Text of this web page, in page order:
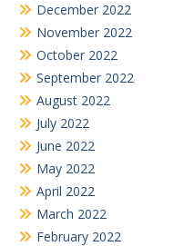
December 2022
November 2022
October 2022
September 2022
August 2022
July 2022
June 2022
May 2022
April 2022
March 2022
February 2022